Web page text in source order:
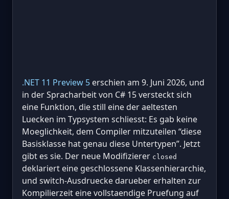
.NET 11 Preview 5 erschien am 9. Juni 2026, und
in der Spracharbeit von C# 15 versteckt sich
eine Funktion, die still eine der aeltesten
Luecken im Typsystem schliesst: Es gab keine
Moeglichkeit, dem Compiler mitzuteilen “diese
Basisklasse hat genau diese Untertypen”. Jetzt
gibt es sie. Der neue Modifizierer closed
deklariert eine geschlossene Klassenhierarchie,
und switch-Ausdruecke darueber erhalten zur
Kompilierzeit eine vollstaendige Pruefung auf